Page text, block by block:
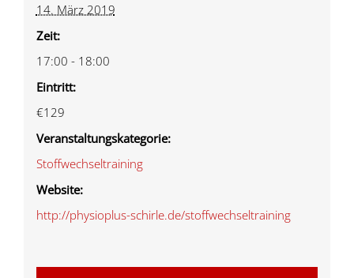
14. März 2019
Zeit:
17:00 - 18:00
Eintritt:
€129
Veranstaltungskategorie:
Stoffwechseltraining
Website:
http://physioplus-schirle.de/stoffwechseltraining